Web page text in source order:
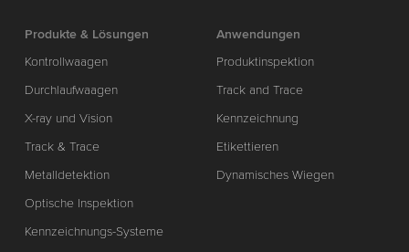
Produkte & Lösungen
Kontrollwaagen
Durchlaufwaagen
X-ray und Vision
Track & Trace
Metalldetektion
Optische Inspektion
Kennzeichnungs-Systeme
Anwendungen
Produktinspektion
Track and Trace
Kennzeichnung
Etikettieren
Dynamisches Wiegen